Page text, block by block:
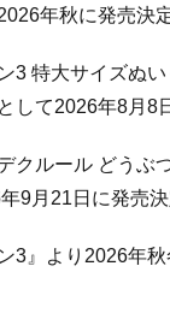
年秋に発売決
3 特大サイズぬ
して2026年8月8
クルール どうぶ
9月21日に発売決
3』より2026年